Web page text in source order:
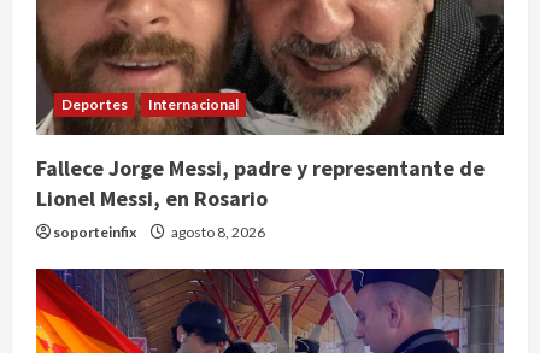
Deportes Internacional
Fallece Jorge Messi, padre y representante de
Lionel Messi, en Rosario
soporteinfix agosto 8, 2026